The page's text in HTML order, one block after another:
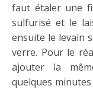
faut étaler une
sulfurisé et le
ensuite le levain
verre. Pour le
ajouter la
quelques